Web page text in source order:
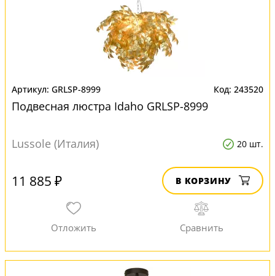
GRLSP-8999 243520
Подвесная люстра Idaho GRLSP-8999
Lussole (Италия) 20 шт.
11 885 ₽ В КОРЗИНУ